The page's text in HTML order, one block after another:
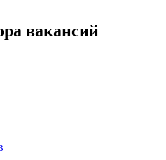
вакансий